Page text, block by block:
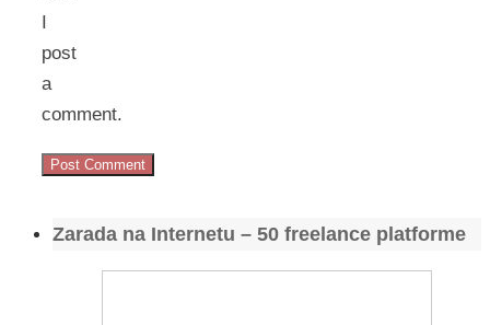
I
post
a
comment.
Zarada na Internetu – 50 freelance platforme